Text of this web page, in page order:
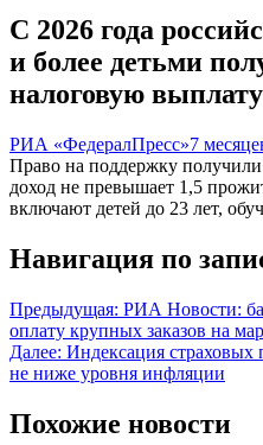
С 2026 года
и более детьми
налоговую выплату
РИА «ФедералПресс»7
Право на поддержку
доход не превышает 1,5
включают детей до 23 лет,
Навигация по
Предыдущая: РИА Новости:
оплату крупных заказов на
Далее: Индексация
не ниже уровня инфляции
Похожие новости